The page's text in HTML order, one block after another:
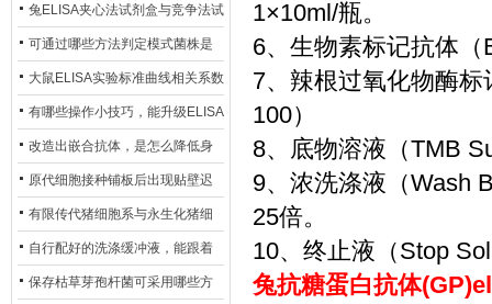
止平台效应发生？
兔ELISA夹心法试剂盒与竞争法试
剂盒，适用检测场景存在哪些差
异？
可通过哪些方法判定模式菌株是
否存在杂菌污染？
大鼠ELISA实验标准曲线相关系数
偏低，可从哪些维度开展问题排
查？
有哪些操作小技巧，能升级ELISA
的LOD与LOQ性能？
改造出嵌合抗体，是怎么降低身
体生成抗鼠抗体（HAMA）的？
原代细胞接种铺板后出现贴壁迟
缓、悬浮细胞数量偏多的现象的
主要诱因
有限传代猪细胞系与永生化猪细
胞系，二者在增殖存活周期上有
什么区别？
自行配好的洗涤缓冲液，能跟着
试剂盒原装干粉放一处储存吗？
保存枯草芽孢杆菌可采用哪些方
1×10ml/瓶。
6、生物素标记抗体
7、辣根过氧化物酶
100）
8、底物溶液（TMB
9、浓洗涤液（Wash
25倍。
10、终止液（Stop
兔抗糖蛋白抗体